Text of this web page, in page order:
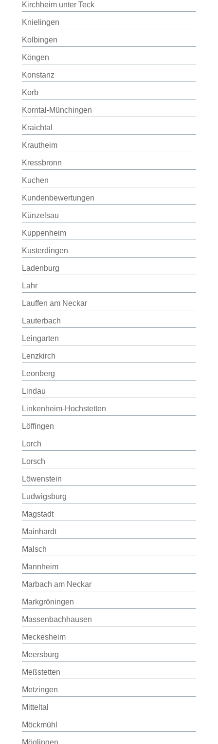
Kirchheim unter Teck
Knielingen
Kolbingen
Köngen
Konstanz
Korb
Korntal-Münchingen
Kraichtal
Krautheim
Kressbronn
Kuchen
Kundenbewertungen
Künzelsau
Kuppenheim
Kusterdingen
Ladenburg
Lahr
Lauffen am Neckar
Lauterbach
Leingarten
Lenzkirch
Leonberg
Lindau
Linkenheim-Hochstetten
Löffingen
Lorch
Lorsch
Löwenstein
Ludwigsburg
Magstadt
Mainhardt
Malsch
Mannheim
Marbach am Neckar
Markgröningen
Massenbachhausen
Meckesheim
Meersburg
Meßstetten
Metzingen
Mitteltal
Möckmühl
Möglingen